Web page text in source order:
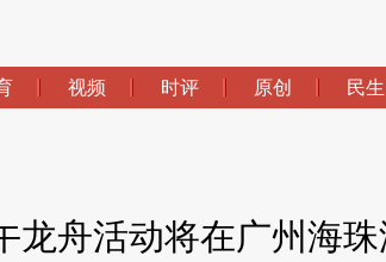
视频 时评 原创 民生
龙舟活动将在广州海